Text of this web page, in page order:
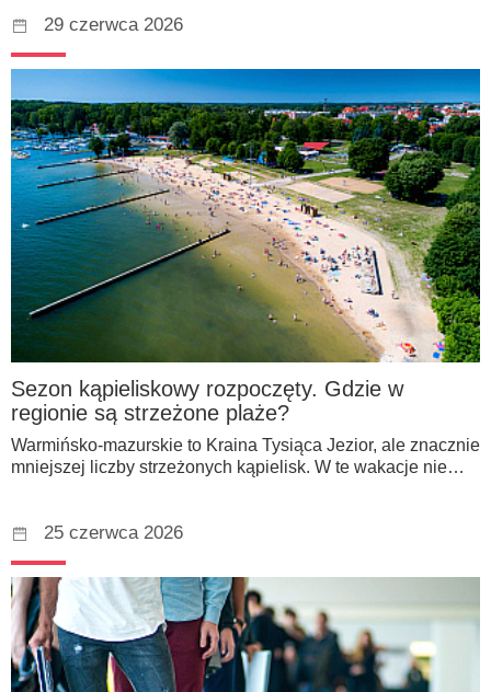
29 czerwca 2026
Sezon kąpieliskowy rozpoczęty. Gdzie w
regionie są strzeżone plaże?
Warmińsko-mazurskie to Kraina Tysiąca Jezior, ale znacznie
mniejszej liczby strzeżonych kąpielisk. W te wakacje nie…
25 czerwca 2026